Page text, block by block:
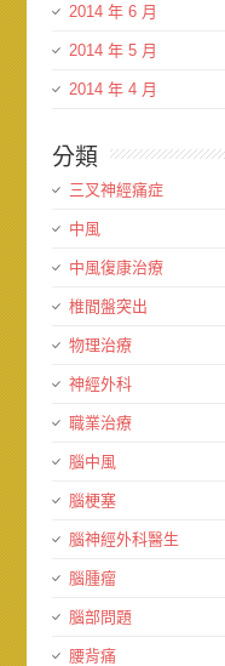
2014 年 6 月
2014 年 5 月
2014 年 4 月
分類
三叉神經痛症
中風
中風復康治療
椎間盤突出
物理治療
神經外科
職業治療
腦中風
腦梗塞
腦神經外科醫生
腦腫瘤
腦部問題
腰背痛